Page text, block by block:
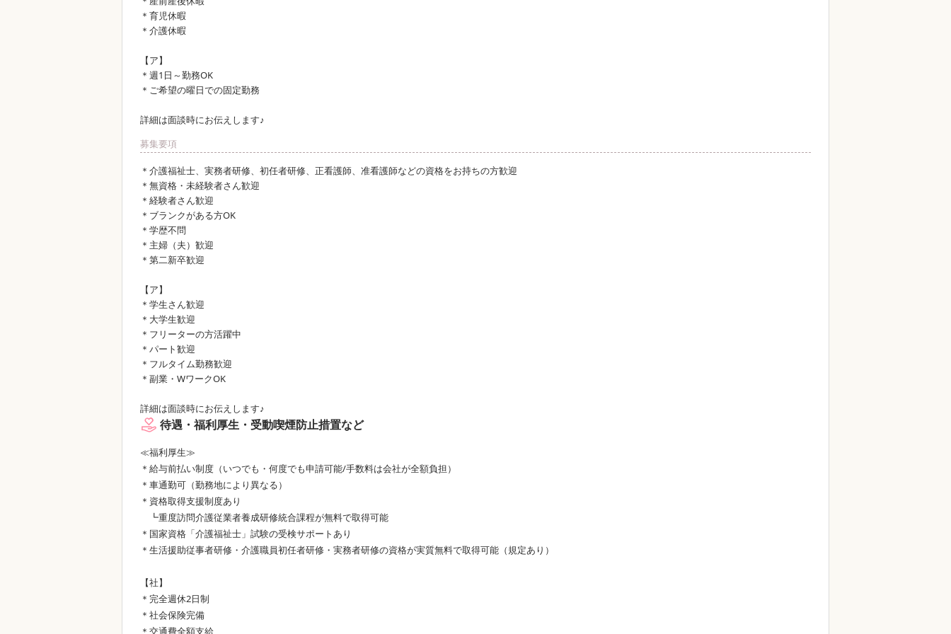
＊育児休暇
＊介護休暇
【ア】
＊週1日～勤務OK
＊ご希望の曜日での固定勤務
詳細は面談時にお伝えします♪
募集要項
＊介護福祉士、実務者研修、初任者研修、正看護師、准看護師などの資格をお持ちの方歓迎
＊無資格・未経験者さん歓迎
＊経験者さん歓迎
＊ブランクがある方OK
＊学歴不問
＊主婦（夫）歓迎
＊第二新卒歓迎
【ア】
＊学生さん歓迎
＊大学生歓迎
＊フリーターの方活躍中
＊パート歓迎
＊フルタイム勤務歓迎
＊副業・WワークOK
詳細は面談時にお伝えします♪
待遇・福利厚生・受動喫煙防止措置など
≪福利厚生≫
＊給与前払い制度（いつでも・何度でも申請可能/手数料は会社が全額負担）
＊車通勤可（勤務地により異なる）
＊資格取得支援制度あり
┗重度訪問介護従業者養成研修統合課程が無料で取得可能
＊国家資格「介護福祉士」試験の受検サポートあり
＊生活援助従事者研修・介護職員初任者研修・実務者研修の資格が実質無料で取得可能（規定あり）
【社】
＊完全週休2日制
＊社会保険完備
＊交通費全額支給